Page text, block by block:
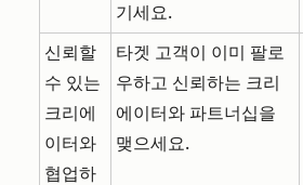
기세요.
신뢰할
수 있는
크리에
이터와
협업하
타겟 고객이 이미 팔로
우하고 신뢰하는 크리
에이터와 파트너십을
맺으세요.